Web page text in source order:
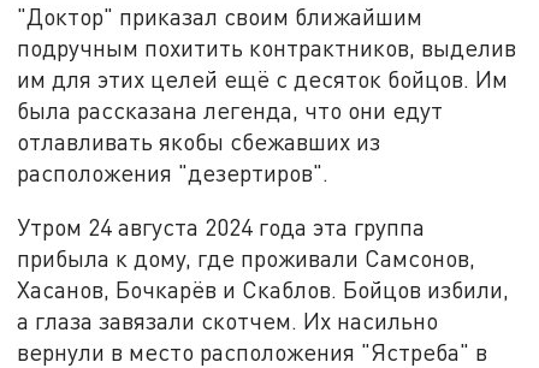
"Доктор" приказал своим ближайшим
подручным похитить контрактников, выделив
им для этих целей ещё с десяток бойцов. Им
была рассказана легенда, что они едут
отлавливать якобы сбежавших из
расположения "дезертиров".
Утром 24 августа 2024 года эта группа
прибыла к дому, где проживали Самсонов,
Хасанов, Бочкарёв и Скаблов. Бойцов избили,
а глаза завязали скотчем. Их насильно
вернули в место расположения "Ястреба" в